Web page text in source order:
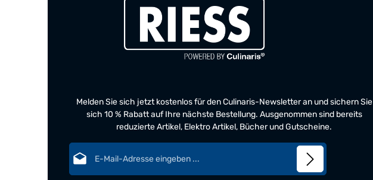
Melden Sie sich jetzt kostenlos für den Culinaris-Newsletter an und sichern Sie
sich 10 % Rabatt auf Ihre nächste Bestellung. Ausgenommen sind bereits
reduzierte Artikel, Elektro Artikel, Bücher und Gutscheine.